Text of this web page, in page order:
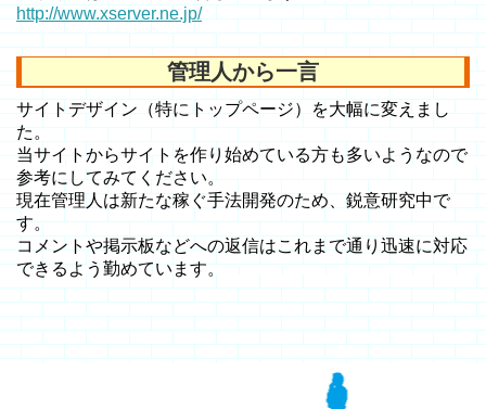
http://www.xserver.ne.jp/
管理人から一言
サイトデザイン（特にトップページ）を大幅に変えまし
た。
当サイトからサイトを作り始めている方も多いようなので
参考にしてみてください。
現在管理人は新たな稼ぐ手法開発のため、鋭意研究中で
す。
コメントや掲示板などへの返信はこれまで通り迅速に対応
できるよう勤めています。